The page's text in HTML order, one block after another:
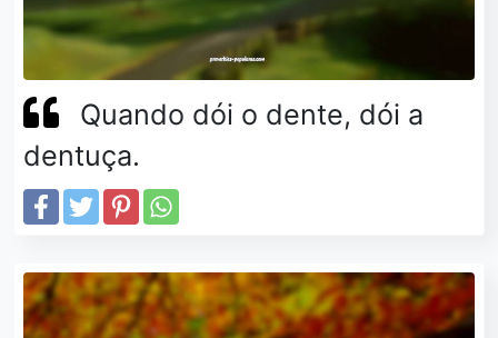
Quando dói o dente, dói a
dentuça.